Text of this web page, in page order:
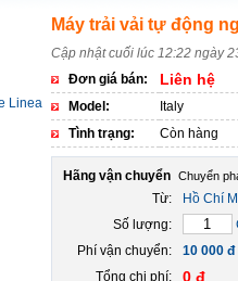
Máy trải vải tự động
Cập nhật cuối lúc 12:22 ngày
Đơn giá bán:
Liên hệ
Model:
Italy
Tình trạng:
Còn hàng
Hãng vận chuyển
Từ:
Hồ Chí
Số lượng:
Phí vận chuyển:
10 000 đ
Tổng chi phí:
0 đ